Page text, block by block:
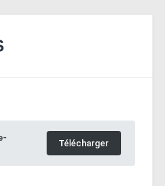
Télécharger